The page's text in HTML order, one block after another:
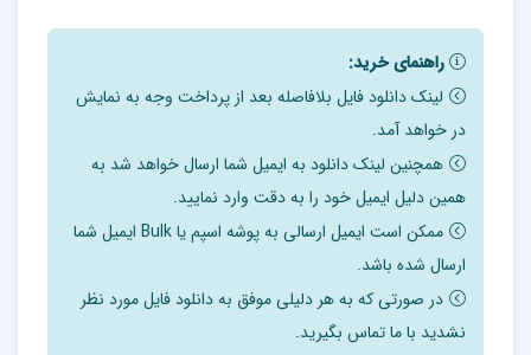
تستهاي غير مخرب:
1.بازرسی چشمی
Visualin InSpection
Penetration Liquid
particle test
راهنمای خرید:
لینک دانلود فایل بلافاصله بعد از پرداخت وجه به نمایش
در خواهد آمد.
همچنین لینک دانلود به ایمیل شما ارسال خواهد شد به
همین دلیل ایمیل خود را به دقت وارد نمایید.
ممکن است ایمیل ارسالی به پوشه اسپم یا Bulk ایمیل شما
ارسال شده باشد.
در صورتی که به هر دلیلی موفق به دانلود فایل مورد نظر
نشدید با ما تماس بگیرید.